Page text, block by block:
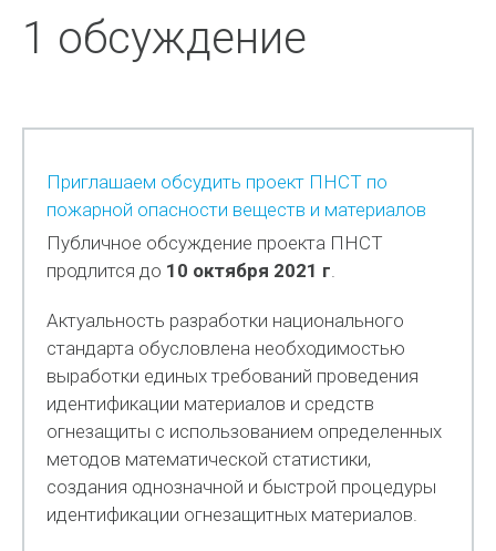
1 обсуждение
Приглашаем обсудить проект ПНСТ по
пожарной опасности веществ и материалов
Публичное обсуждение проекта ПНСТ
продлится до 10 октября 2021 г.
Актуальность разработки национального
стандарта обусловлена необходимостью
выработки единых требований проведения
идентификации материалов и средств
огнезащиты с использованием определенных
методов математической статистики,
создания однозначной и быстрой процедуры
идентификации огнезащитных материалов.